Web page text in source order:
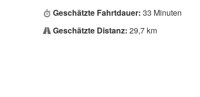
Geschätzte Fahrtdauer: 33 Minuten
Geschätzte Distanz: 29,7 km